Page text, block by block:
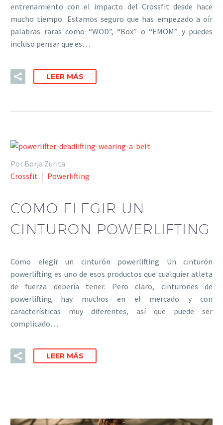
entrenamiento con el impacto del Crossfit desde hace
mucho tiempo. Estamos seguro que has empezado a oír
palabras raras como “WOD”, “Box” o “EMOM” y puedes
incluso pensar que es…
LEER MÁS
Por Borja Zurita
Crossfit
Powerlifting
COMO ELEGIR UN
CINTURON POWERLIFTING
Como elegir un cinturón powerlifting Un cinturón
powerlifting es uno de esos productos que cualquier atleta
de fuerza debería tener. Pero claro, cinturones de
powerlifting hay muchos en el mercado y con
características muy diferentes, así que puede ser
complicado…
LEER MÁS